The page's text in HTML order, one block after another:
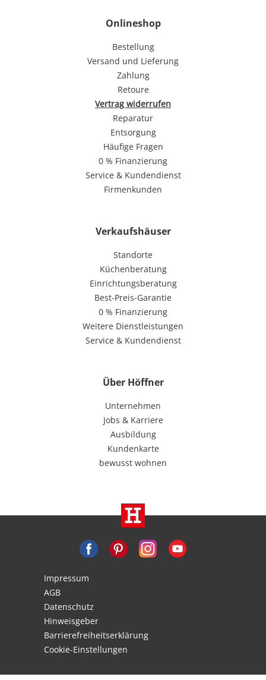
Onlineshop
Bestellung
Versand und Lieferung
Zahlung
Retoure
Vertrag widerrufen
Reparatur
Entsorgung
Häufige Fragen
0 % Finanzierung
Service & Kundendienst
Firmenkunden
Verkaufshäuser
Standorte
Küchenberatung
Einrichtungsberatung
Best-Preis-Garantie
0 % Finanzierung
Weitere Dienstleistungen
Service & Kundendienst
Über Höffner
Unternehmen
Jobs & Karriere
Ausbildung
Kundenkarte
bewusst wohnen
Impressum
AGB
Datenschutz
Hinweisgeber
Barrierefreiheitserklärung
Cookie-Einstellungen